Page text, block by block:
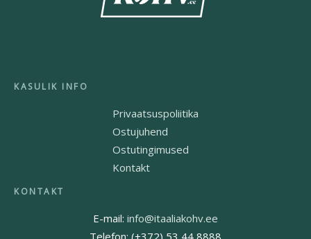
Privaatsuspoliitika
Ostujuhend
Ostutingimused
Kontakt
E-mail: info@itaaliakohv.ee